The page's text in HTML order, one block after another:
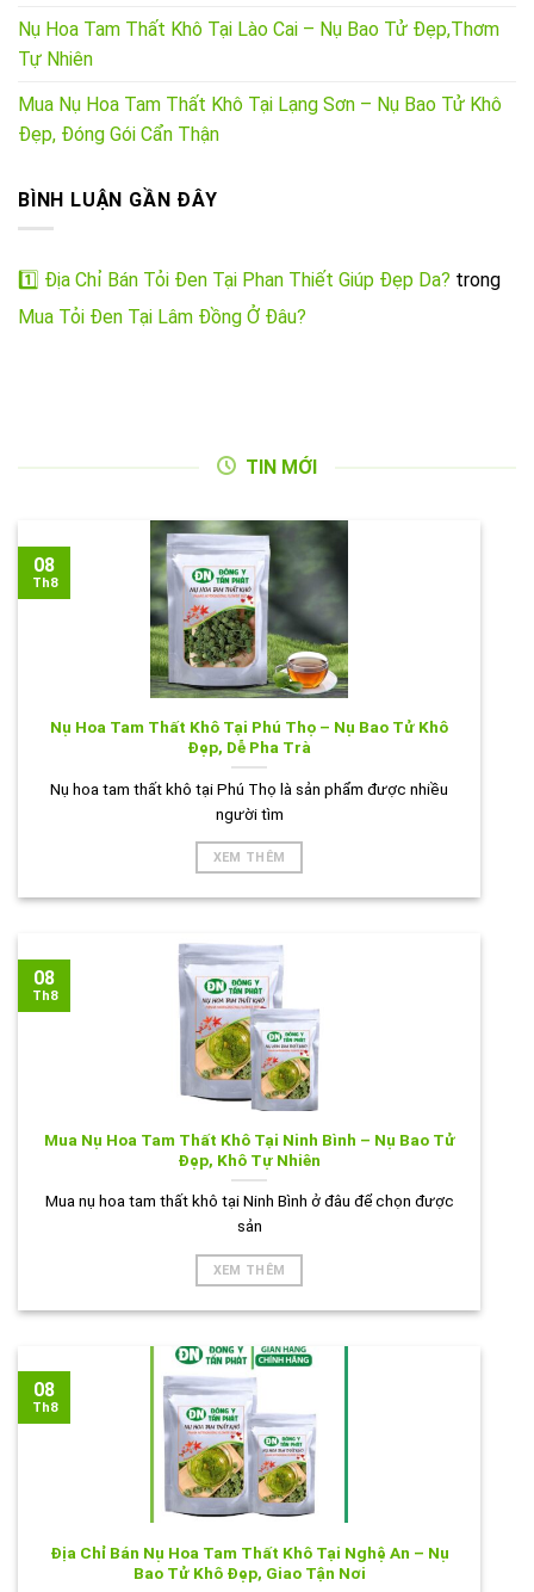
Nụ Hoa Tam Thất Khô Tại Lào Cai – Nụ Bao Tử Đẹp,Thơm
Tự Nhiên
Mua Nụ Hoa Tam Thất Khô Tại Lạng Sơn – Nụ Bao Tử Khô
Đẹp, Đóng Gói Cẩn Thận
BÌNH LUẬN GẦN ĐÂY
1️⃣ Địa Chỉ Bán Tỏi Đen Tại Phan Thiết Giúp Đẹp Da? trong
Mua Tỏi Đen Tại Lâm Đồng Ở Đâu?
TIN MỚI
Nụ Hoa Tam Thất Khô Tại Phú Thọ – Nụ Bao Tử Khô
Đẹp, Dễ Pha Trà
Nụ hoa tam thất khô tại Phú Thọ là sản phẩm được nhiều
người tìm
XEM THÊM
08
Th8
Mua Nụ Hoa Tam Thất Khô Tại Ninh Bình – Nụ Bao Tử
Đẹp, Khô Tự Nhiên
Mua nụ hoa tam thất khô tại Ninh Bình ở đâu để chọn được
sản
XEM THÊM
08
Th8
Địa Chỉ Bán Nụ Hoa Tam Thất Khô Tại Nghệ An – Nụ
Bao Tử Khô Đẹp, Giao Tận Nơi
08
Th8